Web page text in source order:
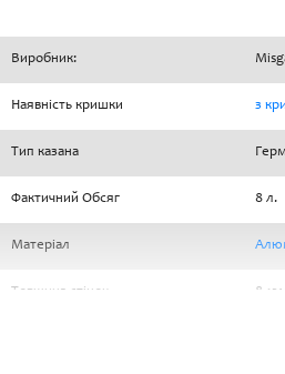
Виробник:
Наявність кришки з
Тип казана
Фактичний Обсяг 8 л.
Матеріал
Товщина стінок 8-